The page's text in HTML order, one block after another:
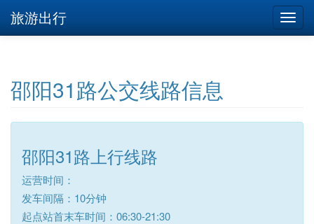
旅游出行
邵阳31路公交线路信息
邵阳31路上行线路
运营时间：
发车间隔：10分钟
起点站首末车时间：06:30-21:30